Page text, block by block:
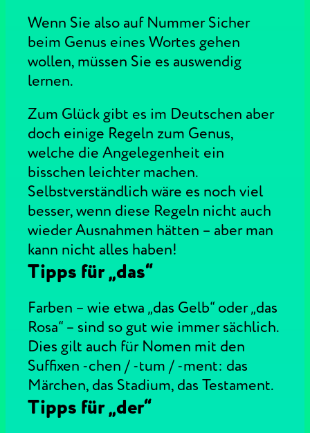
Wenn Sie also auf Nummer Sicher
beim Genus eines Wortes gehen
wollen, müssen Sie es auswendig
lernen.
Zum Glück gibt es im Deutschen aber
doch einige Regeln zum Genus,
welche die Angelegenheit ein
bisschen leichter machen.
Selbstverständlich wäre es noch viel
besser, wenn diese Regeln nicht auch
wieder Ausnahmen hätten – aber man
kann nicht alles haben!
Tipps für „das“
Farben – wie etwa „das Gelb“ oder „das
Rosa“ – sind so gut wie immer sächlich.
Dies gilt auch für Nomen mit den
Suffixen -chen / -tum / -ment: das
Märchen, das Stadium, das Testament.
Tipps für „der“